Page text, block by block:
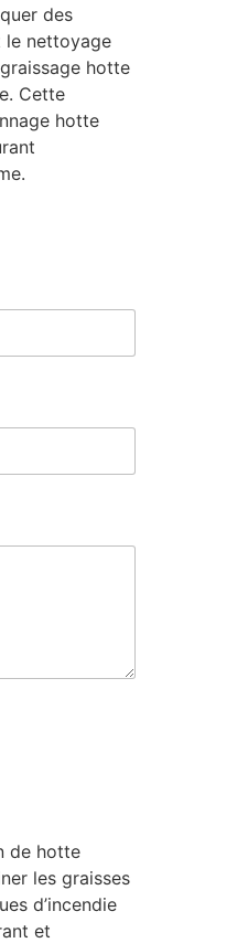
des
le nettoyage
hotte
Cette
hotte
de hotte
les graisses
d’incendie
et